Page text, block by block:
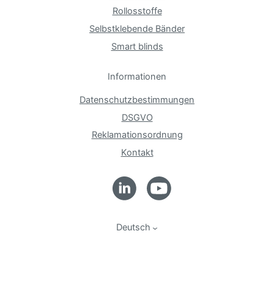
Rollosstoffe
Selbstklebende Bänder
Smart blinds
Informationen
Datenschutzbestimmungen
DSGVO
Reklamationsordnung
Kontakt
Deutsch